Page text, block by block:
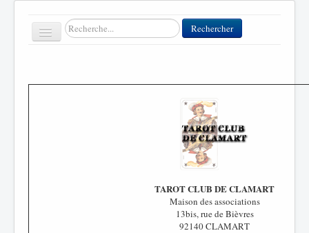
Toggle
Rechercher Rechercher
TAROT CLUB DE CLAMART
Maison des associations
13bis, rue de Bièvres
92140 CLAMART